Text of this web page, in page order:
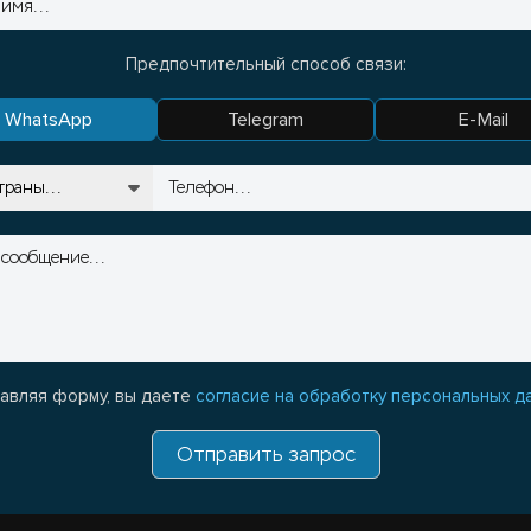
Предпочтительный способ связи:
WhatsApp Telegram E-Mail
форму, вы даете согласие на обработку персональных
Отправить запрос